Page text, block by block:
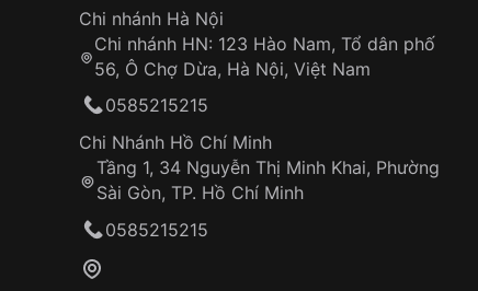
Chi nhánh Hà Nội
Chi nhánh HN: 123 Hào Nam, Tổ dân phố
56, Ô Chợ Dừa, Hà Nội, Việt Nam
0585215215
Chi Nhánh Hồ Chí Minh
Tầng 1, 34 Nguyễn Thị Minh Khai, Phường
Sài Gòn, TP. Hồ Chí Minh
0585215215